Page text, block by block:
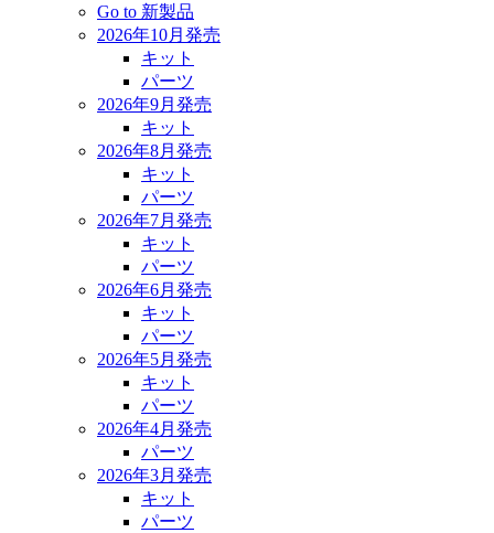
Go to 新製品
2026年10月発売
キット
パーツ
2026年9月発売
キット
2026年8月発売
キット
パーツ
2026年7月発売
キット
パーツ
2026年6月発売
キット
パーツ
2026年5月発売
キット
パーツ
2026年4月発売
パーツ
2026年3月発売
キット
パーツ